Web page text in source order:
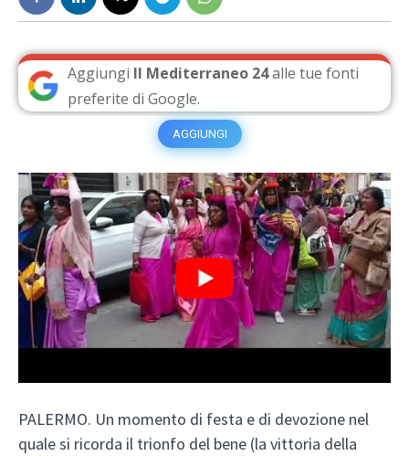
Aggiungi Il Mediterraneo 24alle tue fonti
preferite di Google.
AGGIUNGI
PALERMO. Un momento di festa e di devozione nel
quale si ricorda il trionfo del bene (la vittoria della